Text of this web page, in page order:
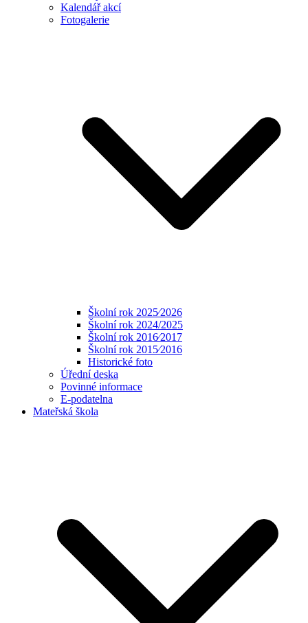
Kalendář akcí
Fotogalerie
Školní rok 2025⁄2026
Školní rok 2024/2025
Školní rok 2016⁄2017
Školní rok 2015⁄2016
Historické foto
Úřední deska
Povinné informace
E-podatelna
Mateřská škola